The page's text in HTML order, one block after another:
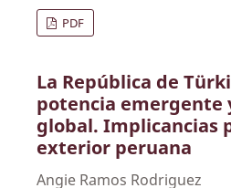
PDF
La República de
potencia emergente
global. Implicancias
exterior peruana
Angie Ramos Rodriguez